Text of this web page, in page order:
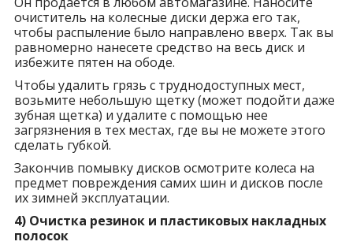
очиститель на колесные диски держа его так,
чтобы распыление было направлено вверх. Так вы
равномерно нанесете средство на весь диск и
избежите пятен на ободе.
Чтобы удалить грязь с труднодоступных мест,
возьмите небольшую щетку (может подойти даже
зубная щетка) и удалите с помощью нее
загрязнения в тех местах, где вы не можете этого
сделать губкой.
Закончив помывку дисков осмотрите колеса на
предмет повреждения самих шин и дисков после
их зимней эксплуатации.
4) Очистка резинок и пластиковых накладных
полосок